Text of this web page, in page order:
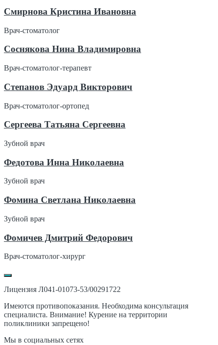
Смирнова Кристина Ивановна
Врач-стоматолог
Соснякова Нина Владимировна
Врач-стоматолог-терапевт
Степанов Эдуард Викторович
Врач-стоматолог-ортопед
Сергеева Татьяна Сергеевна
Зубной врач
Федотова Инна Николаевна
Зубной врач
Фомина Светлана Николаевна
Зубной врач
Фомичев Дмитрий Федорович
Врач-стоматолог-хирург
Лицензия Л041-01073-53/00291722
Имеются противопоказания. Необходима консультация
специалиста. Внимание! Курение на территории
поликлиники запрещено!
Мы в социальных сетях